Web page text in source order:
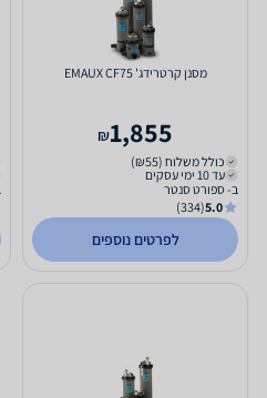
מסנן קרטרידג' EMAUX CF75
1,855
₪
כולל משלוח (₪55)
עד 10 ימי עסקים
ב- ספורט סנטר
5.0
(334)
לפרטים נוספים